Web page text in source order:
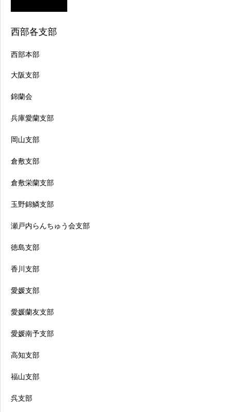
西部各支部
西部本部
大阪支部
錦蘭会
兵庫愛蘭支部
岡山支部
倉敷支部
倉敷栄蘭支部
玉野錦鱗支部
瀬戸内らんちゅう会支部
徳島支部
香川支部
愛媛支部
愛媛蘭友支部
愛媛南予支部
高知支部
福山支部
呉支部